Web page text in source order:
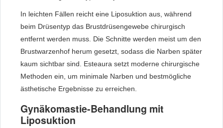
In leichten Fällen reicht eine Liposuktion aus, während
beim Drüsentyp das Brustdrüsengewebe chirurgisch
entfernt werden muss. Die Schnitte werden meist um den
Brustwarzenhof herum gesetzt, sodass die Narben später
kaum sichtbar sind. Esteaura setzt moderne chirurgische
Methoden ein, um minimale Narben und bestmögliche
ästhetische Ergebnisse zu erreichen.
Gynäkomastie-Behandlung mit
Liposuktion